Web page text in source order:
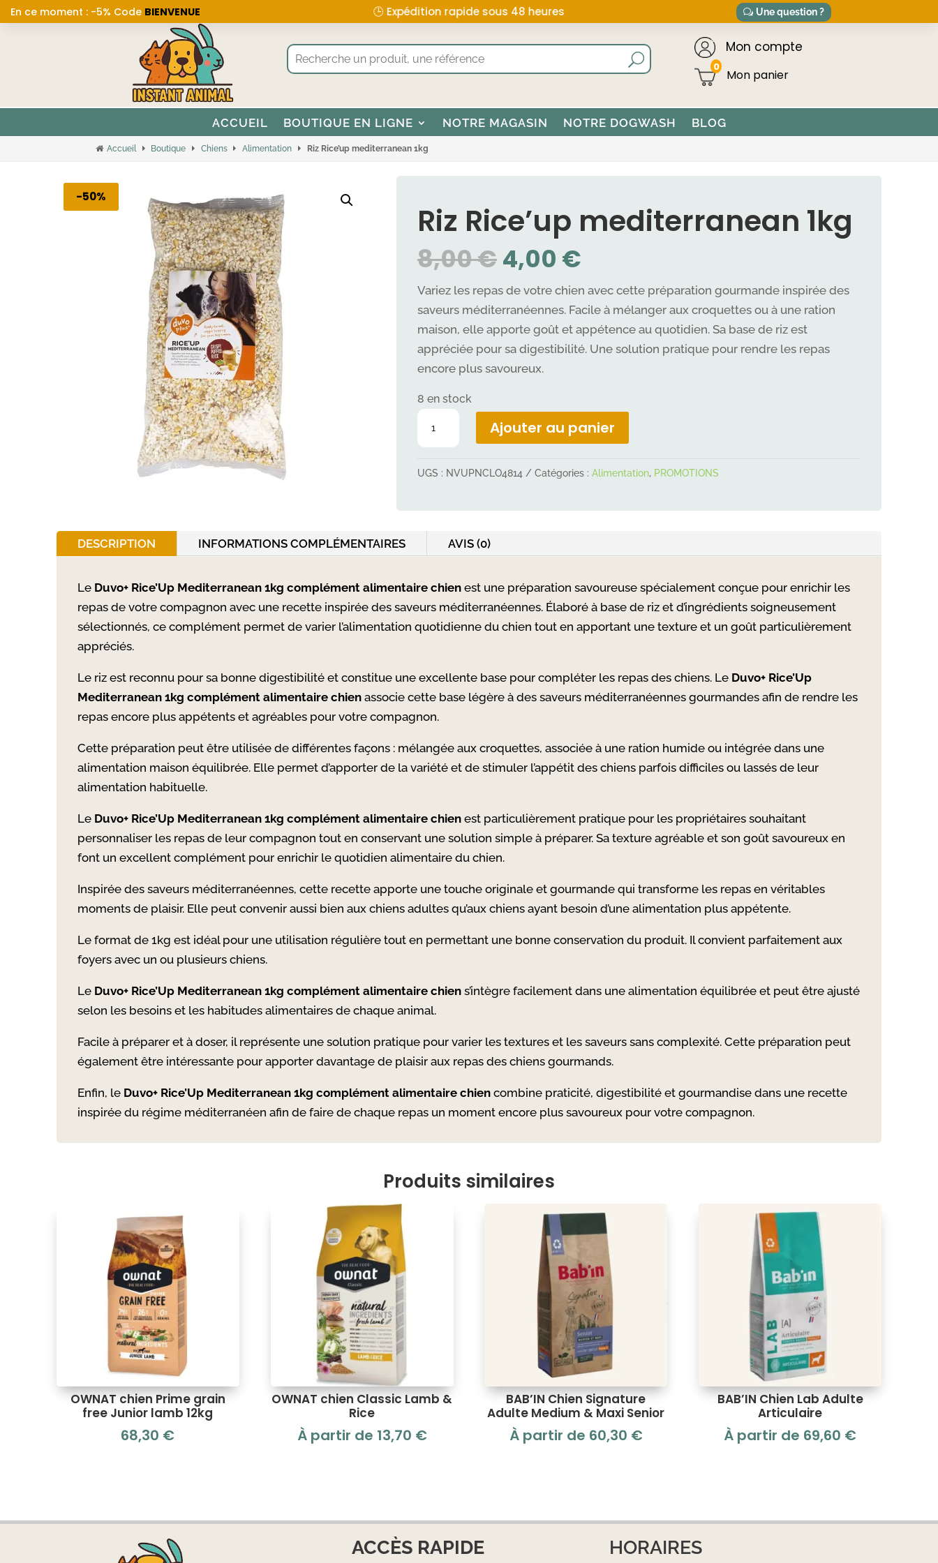
En ce moment : -5% Code BIENVENUE 🕒 Expédition rapide sous 48 heures Une question ?
Mon compte
0
ACCUEIL BOUTIQUE EN LIGNE NOTRE MAGASIN NOTRE DOGWASH BLOG
Accueil Boutique Chiens Alimentation Riz Rice’up mediterranean 1kg
-50%
Riz Rice’up mediterranean 1kg
8,00€LE
PRIX
INITIAL
ÉTAIT :
8,00 €.
4,00 €LE
PRIX
ACTUEL
EST :
4,00 €.
Variez les repas de votre chien avec cette préparation gourmande inspirée des
saveurs méditerranéennes. Facile à mélanger aux croquettes ou à une ration
maison, elle apporte goût et appétence au quotidien. Sa base de riz est
appréciée pour sa digestibilité. Une solution pratique pour rendre les repas
encore plus savoureux.
8 en stock
quantité
Rice’up
1kg
Ajouter au panier
UGS : NVUPNCLO4814 Catégories : Alimentation, PROMOTIONS
DESCRIPTION INFORMATIONS COMPLÉMENTAIRES AVIS (0)
Le Duvo+ Rice’Up Mediterranean 1kg complément alimentaire chienest une préparation savoureuse spécialement conçue pour enrichir les
repas de votre compagnon avec une recette inspirée des saveurs méditerranéennes. Élaboré à base de riz et d’ingrédients soigneusement
sélectionnés, ce complément permet de varier l’alimentation quotidienne du chien tout en apportant une texture et un goût particulièrement
appréciés.
Le riz est reconnu pour sa bonne digestibilité et constitue une excellente base pour compléter les repas des chiens. Le Duvo+ Rice’Up
Mediterranean 1kg complément alimentaire chienassocie cette base légère à des saveurs méditerranéennes gourmandes afin de rendre les
repas encore plus appétents et agréables pour votre compagnon.
Cette préparation peut être utilisée de différentes façons : mélangée aux croquettes, associée à une ration humide ou intégrée dans une
alimentation maison équilibrée. Elle permet d’apporter de la variété et de stimuler l’appétit des chiens parfois difficiles ou lassés de leur
alimentation habituelle.
Le Duvo+ Rice’Up Mediterranean 1kg complément alimentaire chienest particulièrement pratique pour les propriétaires souhaitant
personnaliser les repas de leur compagnon tout en conservant une solution simple à préparer. Sa texture agréable et son goût savoureux en
font un excellent complément pour enrichir le quotidien alimentaire du chien.
Inspirée des saveurs méditerranéennes, cette recette apporte une touche originale et gourmande qui transforme les repas en véritables
moments de plaisir. Elle peut convenir aussi bien aux chiens adultes qu’aux chiens ayant besoin d’une alimentation plus appétente.
Le format de 1kg est idéal pour une utilisation régulière tout en permettant une bonne conservation du produit. Il convient parfaitement aux
foyers avec un ou plusieurs chiens.
Le Duvo+ Rice’Up Mediterranean 1kg complément alimentaire chiens’intègre facilement dans une alimentation équilibrée et peut être ajusté
selon les besoins et les habitudes alimentaires de chaque animal.
Facile à préparer et à doser, il représente une solution pratique pour varier les textures et les saveurs sans complexité. Cette préparation peut
également être intéressante pour apporter davantage de plaisir aux repas des chiens gourmands.
Enfin, le Duvo+ Rice’Up Mediterranean 1kg complément alimentaire chiencombine praticité, digestibilité et gourmandise dans une recette
inspirée du régime méditerranéen afin de faire de chaque repas un moment encore plus savoureux pour votre compagnon.
Produits similaires
OWNAT chien Prime grain
free Junior lamb 12kg
68,30 €
OWNAT chien Classic Lamb &
Rice
À partir de 13,70 €
BAB’IN Chien Signature
Adulte Medium & Maxi Senior
À partir de 60,30 €
BAB’IN Chien Lab Adulte
Articulaire
À partir de 69,60 €
ACCÈS RAPIDE HORAIRES